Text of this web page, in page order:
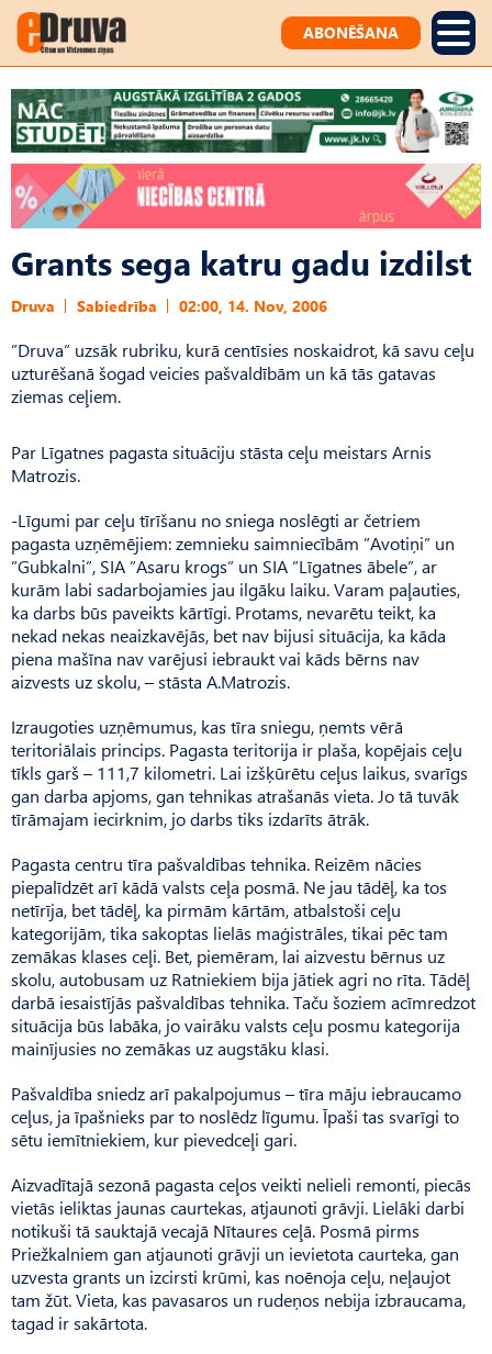
ABONĒŠANA
Grants sega katru gadu izdilst
Druva Sabiedrība 02:00, 14. Nov, 2006
”Druva” uzsāk rubriku, kurā centīsies noskaidrot, kā savu ceļu
uzturēšanā šogad veicies pašvaldībām un kā tās gatavas
ziemas ceļiem.
Par Līgatnes pagasta situāciju stāsta ceļu meistars Arnis
Matrozis.
-Līgumi par ceļu tīrīšanu no sniega noslēgti ar četriem
pagasta uzņēmējiem: zemnieku saimniecībām ”Avotiņi” un
”Gubkalni”, SIA ”Asaru krogs” un SIA ”Līgatnes ābele”, ar
kurām labi sadarbojamies jau ilgāku laiku. Varam paļauties,
ka darbs būs paveikts kārtīgi. Protams, nevarētu teikt, ka
nekad nekas neaizkavējās, bet nav bijusi situācija, ka kāda
piena mašīna nav varējusi iebraukt vai kāds bērns nav
aizvests uz skolu, – stāsta A.Matrozis.
Izraugoties uzņēmumus, kas tīra sniegu, ņemts vērā
teritoriālais princips. Pagasta teritorija ir plaša, kopējais ceļu
tīkls garš – 111,7 kilometri. Lai izšķūrētu ceļus laikus, svarīgs
gan darba apjoms, gan tehnikas atrašanās vieta. Jo tā tuvāk
tīrāmajam iecirknim, jo darbs tiks izdarīts ātrāk.
Pagasta centru tīra pašvaldības tehnika. Reizēm nācies
piepalīdzēt arī kādā valsts ceļa posmā. Ne jau tādēļ, ka tos
netīrīja, bet tādēļ, ka pirmām kārtām, atbalstoši ceļu
kategorijām, tika sakoptas lielās maģistrāles, tikai pēc tam
zemākas klases ceļi. Bet, piemēram, lai aizvestu bērnus uz
skolu, autobusam uz Ratniekiem bija jātiek agri no rīta. Tādēļ
darbā iesaistījās pašvaldības tehnika. Taču šoziem acīmredzot
situācija būs labāka, jo vairāku valsts ceļu posmu kategorija
mainījusies no zemākas uz augstāku klasi.
Pašvaldība sniedz arī pakalpojumus – tīra māju iebraucamo
ceļus, ja īpašnieks par to noslēdz līgumu. Īpaši tas svarīgi to
sētu iemītniekiem, kur pievedceļi gari.
Aizvadītajā sezonā pagasta ceļos veikti nelieli remonti, piecās
vietās ieliktas jaunas caurtekas, atjaunoti grāvji. Lielāki darbi
notikuši tā sauktajā vecajā Nītaures ceļā. Posmā pirms
Priežkalniem gan atjaunoti grāvji un ievietota caurteka, gan
uzvesta grants un izcirsti krūmi, kas noēnoja ceļu, neļaujot
tam žūt. Vieta, kas pavasaros un rudeņos nebija izbraucama,
tagad ir sakārtota.